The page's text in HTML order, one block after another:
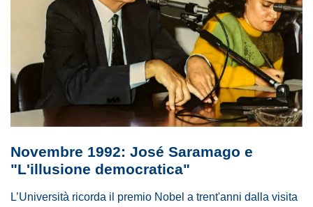
Novembre 1992: José Saramago e
"L'illusione democratica"
L’Università ricorda il premio Nobel a trent'anni dalla visita